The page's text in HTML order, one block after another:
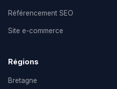
Référencement SEO
Site e-commerce
Régions
Bretagne